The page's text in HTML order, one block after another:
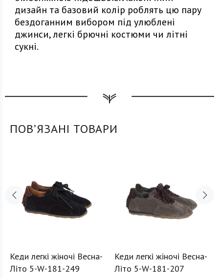
дизайн та базовий колір роблять цю пару
бездоганним вибором під улюблені
джинси, легкі брючні костюми чи літні
сукні.
ПОВʼЯЗАНІ ТОВАРИ
Кеди легкі жіночі Весна-
Літо 5-W-181-249
Кеди легкі жіночі Весна-
Літо 5-W-181-207